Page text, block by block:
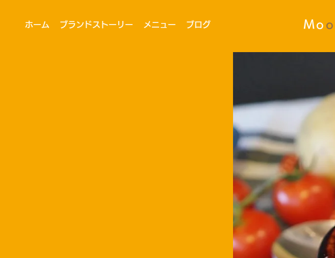
ホーム ブランドストーリー メニュー ブログ Mo o